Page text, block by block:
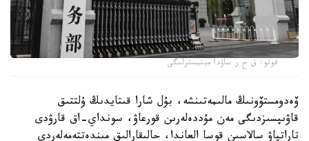
فوتو: ق ح ر ساۋدا مينيسترلىگى
ۆەدومستۆونىڭ مالىمەتىنشە، بۇل شارا قىتايدىڭ ۇلتتىق
قاۋىپسىزدىگى مەن مۇددەلەرىن قورعاۋ، سونداي-اق قارۋدى
تاراتپاۋ سالاسىن قوسا العاندا، حالىقارالىق مىندەتتەمەلەردى